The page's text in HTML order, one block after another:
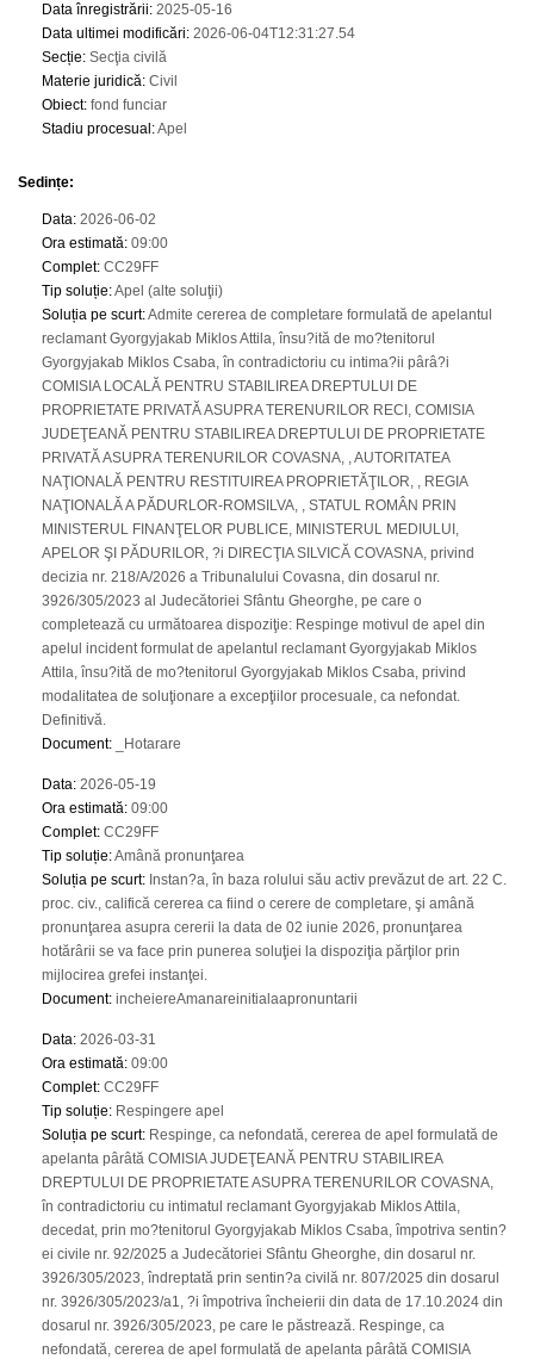
Data înregistrării: 2025-05-16
Data ultimei modificări: 2026-06-04T12:31:27.54
Secție: Secţia civilă
Materie juridică: Civil
Obiect: fond funciar
Stadiu procesual :Apel
Sedințe:
Data: 2026-06-02
Ora estimată: 09:00
Complet: CC29FF
Tip soluție:Apel (alte soluţii)
Soluția pe scurt:Admite cererea de completare formulată de apelantul
reclamant Gyorgyjakab Miklos Attila, însu?ită de mo?tenitorul
Gyorgyjakab Miklos Csaba, în contradictoriu cu intima?ii pârâ?i
COMISIA LOCALĂ PENTRU STABILIREA DREPTULUI DE
PROPRIETATE PRIVATĂ ASUPRA TERENURILOR RECI, COMISIA
JUDEŢEANĂ PENTRU STABILIREA DREPTULUI DE PROPRIETATE
PRIVATĂ ASUPRA TERENURILOR COVASNA, , AUTORITATEA
NAŢIONALĂ PENTRU RESTITUIREA PROPRIETĂŢILOR, , REGIA
NAŢIONALĂ A PĂDURLOR-ROMSILVA, , STATUL ROMÂN PRIN
MINISTERUL FINANŢELOR PUBLICE, MINISTERUL MEDIULUI,
APELOR ŞI PĂDURILOR, ?i DIRECŢIA SILVICĂ COVASNA, privind
decizia nr. 218/A/2026 a Tribunalului Covasna, din dosarul nr.
3926/305/2023 al Judecătoriei Sfântu Gheorghe, pe care o
completează cu următoarea dispoziţie: Respinge motivul de apel din
apelul incident formulat de apelantul reclamant Gyorgyjakab Miklos
Attila, însu?ită de mo?tenitorul Gyorgyjakab Miklos Csaba, privind
modalitatea de soluţionare a excepţiilor procesuale, ca nefondat.
Definitivă.
Document: _Hotarare
Data: 2026-05-19
Ora estimată: 09:00
Complet: CC29FF
Tip soluție:Amână pronunţarea
Soluția pe scurt: Instan?a, în baza rolului său activ prevăzut de art. 22 C.
proc. civ., califică cererea ca fiind o cerere de completare, şi amână
pronunţarea asupra cererii la data de 02 iunie 2026, pronunţarea
hotărârii se va face prin punerea soluţiei la dispoziţia părţilor prin
mijlocirea grefei instanţei.
Document: incheiereAmanareinitialaapronuntarii
Data: 2026-03-31
Ora estimată: 09:00
Complet: CC29FF
Tip soluție: Respingere apel
Soluția pe scurt: Respinge, ca nefondată, cererea de apel formulată de
apelanta pârâtă COMISIA JUDEŢEANĂ PENTRU STABILIREA
DREPTULUI DE PROPRIETATE ASUPRA TERENURILOR COVASNA,
în contradictoriu cu intimatul reclamant Gyorgyjakab Miklos Attila,
decedat, prin mo?tenitorul Gyorgyjakab Miklos Csaba, împotriva sentin?
ei civile nr. 92/2025 a Judecătoriei Sfântu Gheorghe, din dosarul nr.
3926/305/2023, îndreptată prin sentin?a civilă nr. 807/2025 din dosarul
nr. 3926/305/2023/a1, ?i împotriva încheierii din data de 17.10.2024 din
dosarul nr. 3926/305/2023, pe care le păstrează. Respinge, ca
nefondată, cererea de apel formulată de apelanta pârâtă COMISIA